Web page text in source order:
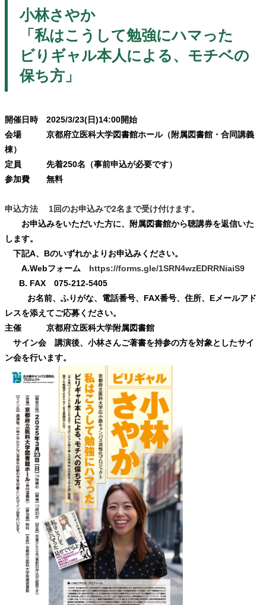
小林さやか
「私はこうして勉強にハマった
ビりギャル本人による、モチベの
保ち方」
開催日時 2025/3/23(日)14:00開始
会場 京都府立医科大学図書館ホール（附属図書館・合同講義
棟）
定員 先着250名（事前申込が必要です）
参加費 無料
申込方法 1回のお申込みで2名まで受け付けます。
お申込みをいただいた方に、附属図書館から聴講券を返信いた
します。
下記A、Bのいずれかよりお申込みください。
A.Webフォーム https://forms.gle/1SRN4wzEDRRNiaiS9
B. FAX 075-212-5405
お名前、ふりがな、電話番号、FAX番号、住所、Eメールアド
レスを添えてご応募ください。
主催 京都府立医科大学附属図書館
サイン会 講演後、小林さんご著書を持参の方を対象としたサイ
ン会を行います。